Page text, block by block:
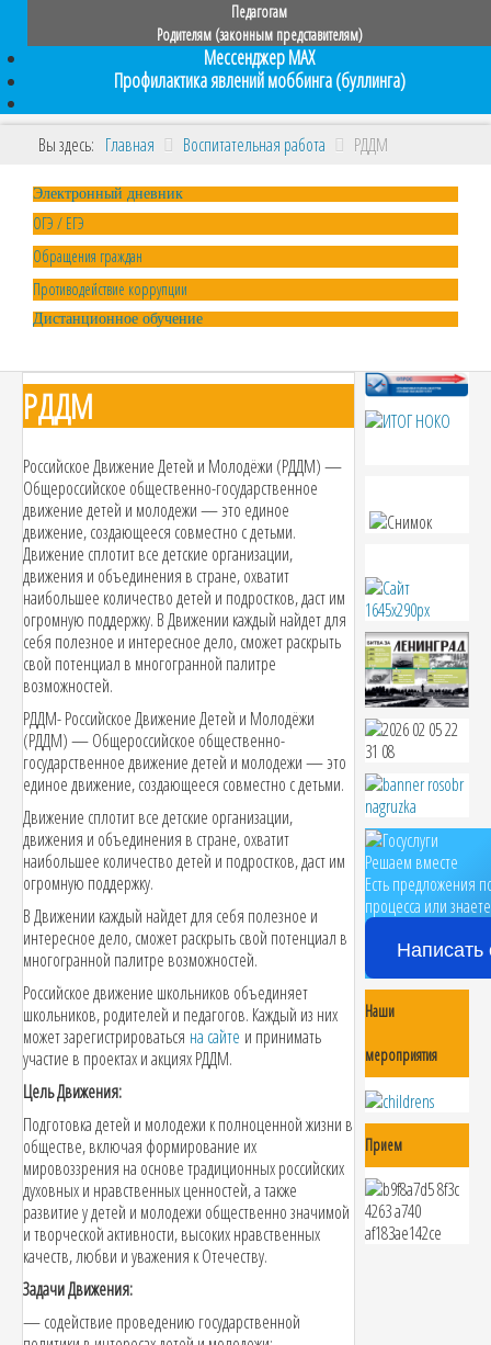
Педагогам
Родителям (законным представителям)
Мессенджер MAX
Профилактика явлений моббинга (буллинга)
Вы здесь: Главная Воспитательная работа РДДМ
Электронный дневник
ОГЭ / ЕГЭ
Обращения граждан
Противодействие коррупции
Дистанционное обучение
РДДМ
Российское Движение Детей и Молодёжи (РДДМ) —
Общероссийское общественно-государственное
движение детей и молодежи — это единое
движение, создающееся совместно с детьми.
Движение сплотит все детские организации,
движения и объединения в стране, охватит
наибольшее количество детей и подростков, даст им
огромную поддержку. В Движении каждый найдет для
себя полезное и интересное дело, сможет раскрыть
свой потенциал в многогранной палитре
возможностей.
РДДМ- Российское Движение Детей и Молодёжи
(РДДМ) — Общероссийское общественно-
государственное движение детей и молодежи — это
единое движение, создающееся совместно с детьми.
Движение сплотит все детские организации,
движения и объединения в стране, охватит
наибольшее количество детей и подростков, даст им
огромную поддержку.
В Движении каждый найдет для себя полезное и
интересное дело, сможет раскрыть свой потенциал в
многогранной палитре возможностей.
Российское движение школьников объединяет
школьников, родителей и педагогов. Каждый из них
может зарегистрироваться на сайте и принимать
участие в проектах и акциях РДДМ.
Цель Движения:
Подготовка детей и молодежи к полноценной жизни в
обществе, включая формирование их
мировоззрения на основе традиционных российских
духовных и нравственных ценностей, а также
развитие у детей и молодежи общественно значимой
и творческой активности, высоких нравственных
качеств, любви и уважения к Отечеству.
Задачи Движения:
— содействие проведению государственной
Решаем вместе
Есть предложения
процесса или
Наши
мероприятия
Прием